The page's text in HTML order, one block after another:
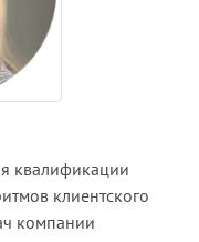
квалификации
клиентского
компании